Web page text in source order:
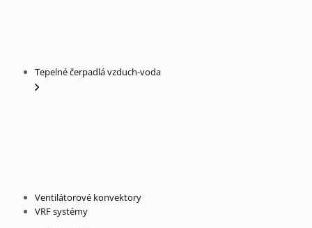
Tepelné čerpadlá vzduch-voda
Ventilátorové konvektory
VRF systémy